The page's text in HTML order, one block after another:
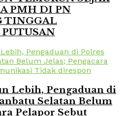
PMH DI PN
TINGGAL
Lebih, Pengaduan di
Selatan Belum
Pelapor Sebut